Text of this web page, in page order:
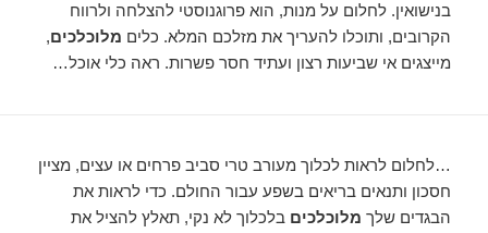
בנישואין. לחלום על מנות, הוא פרוגנוסטי להצלחה ולרווח
הקרובים, ותוכלו להעריך את מזלכם המלא. כלים מלוכלכים,
מייצגים אי שביעות רצון ועתיד חסר פשרות. ראה כלי אוכל…
…לחלום לראות לכלוך מעורב טרי סביב פרחים או עצים, מציין
חסכון ותנאים בריאים בשפע עבור החולם. כדי לראות את
הבגדים שלך מלוכלכים בלכלוך לא נקי, תאלץ להציל את